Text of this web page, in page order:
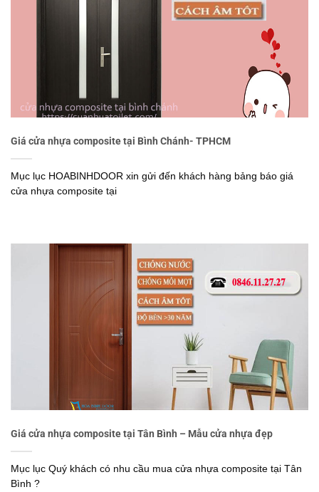
Giá cửa nhựa composite tại Bình Chánh- TPHCM
Mục lục HOABINHDOOR xin gửi đến khách hàng bảng báo giá
cửa nhựa composite tại
Giá cửa nhựa composite tại Tân Bình – Mẫu cửa nhựa đẹp
Mục lục Quý khách có nhu cầu mua cửa nhựa composite tại Tân
Bình ?